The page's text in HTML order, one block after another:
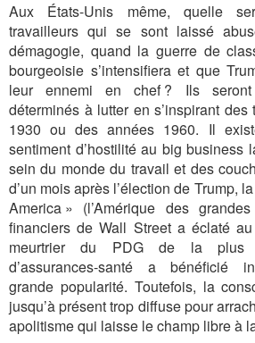
Aux États-Unis même, quelle
travailleurs qui se sont laissé
démagogie, quand la guerre de
bourgeoisie s’intensifiera et que
leur ennemi en chef ? Ils
déterminés à lutter en s’inspirant
1930 ou des années 1960. Il
sentiment d’hostilité au big business
sein du monde du travail et des
d’un mois après l’élection de Trump,
America » (l’Amérique des
financiers de Wall Street a éclaté
meurtrier du PDG de la plus
d’assurances-santé a bénéficié
grande popularité. Toutefois, la
jusqu’à présent trop diffuse pour
apolitisme qui laisse le champ libre à